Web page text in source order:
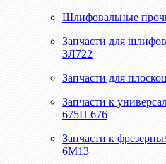
Шлифовальные
Запчасти для
3Л722
Запчасти для
Запчасти к
675П 676
Запчасти к
6М13